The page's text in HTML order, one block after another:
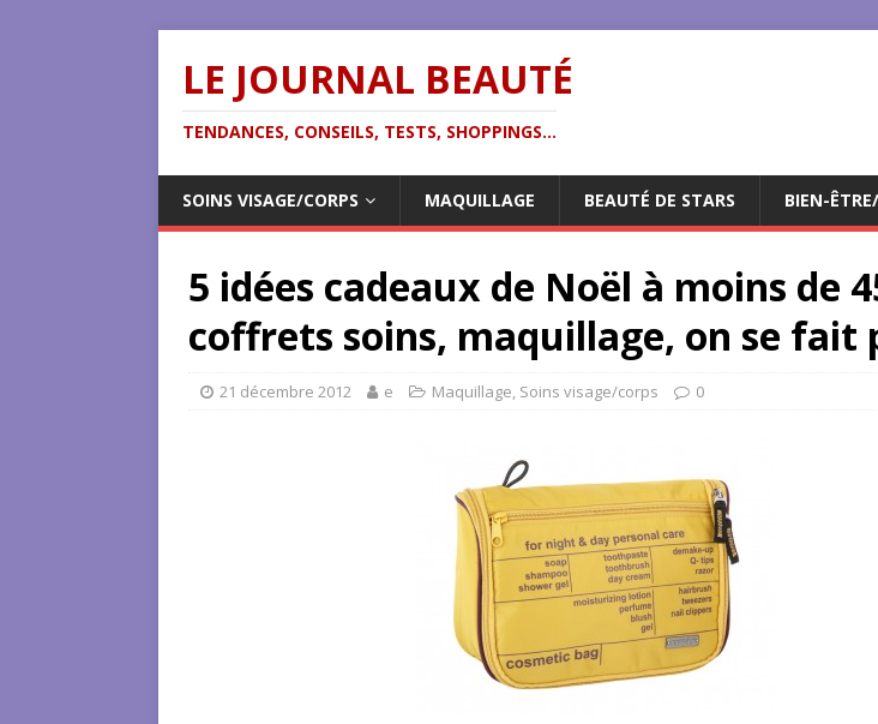
LE JOURNAL BEAUTÉ
TENDANCES, CONSEILS, TESTS, SHOPPINGS...
SOINS VISAGE/CORPS MAQUILLAGE BEAUTÉ DE STARS BIEN-
5 idées cadeaux de Noël à moins de
coffrets soins, maquillage, on se fait
21 décembre 2012 e Maquillage, Soins visage/corps 0